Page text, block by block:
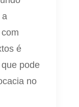
a
é
pode
no